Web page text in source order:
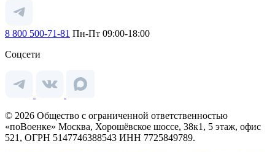
8 800 500-71-81 Пн-Пт 09:00-18:00
Соцсети
© 2026 Общество с ограниченной ответственностью
«поВоенке» Москва, Хорошёвское шоссе, 38к1, 5 этаж, офис
521, ОГРН 5147746388543 ИНН 7725849789.